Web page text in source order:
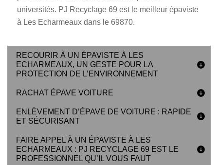
universités. PJ Recyclage 69 est le meilleur épaviste
à Les Echarmeaux dans le 69870.
RECOURIR À UN ÉPAVISTE À LES
ECHARMEAUX, UN GESTE POUR LA
PROTECTION DE L’ENVIRONNEMENT
RACHAT ÉPAVE VOITURE
ENLÈVEMENT D’ÉPAVE DE VOITURE : RAPIDE
ET SÉCURISANT
FAIRE APPEL À UN ÉPAVISTE À LES
ECHARMEAUX : PJ RECYCLAGE 69 EST LE
PROFESSIONNEL QU’IL VOUS FAUT